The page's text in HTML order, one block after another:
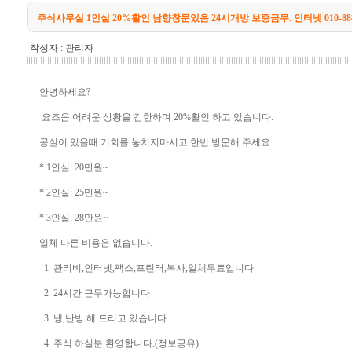
주식사무실 1인실 20%활인 남향창문있음 24시개방 보증금무. 인터넷 010-
작성자 : 관리자
안녕하세요?
요즈음 어려운 상황을 감한하여 20%활인 하고 있습니다.
공실이 있을때 기회를 놓치지마시고 한번 방문해 주세요.
* 1인실: 20만원~
* 2인실: 25만원~
* 3인실: 28만원~
일체 다른 비용은 없습니다.
1. 관리비,인터넷,팩스,프린터,복사,일체무료입니다.
2. 24시간 근무가능합니다
3. 냉,난방 해 드리고 있습니다
4. 주식 하실분 환영합니다.(정보공유)